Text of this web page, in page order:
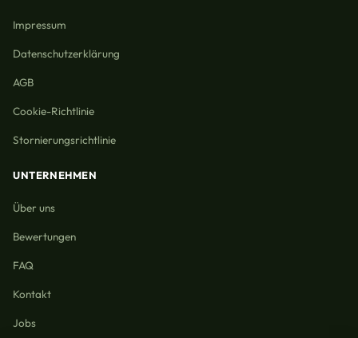
Impressum
Datenschutzerklärung
AGB
Cookie-Richtlinie
Stornierungsrichtlinie
UNTERNEHMEN
Über uns
Bewertungen
FAQ
Kontakt
Jobs